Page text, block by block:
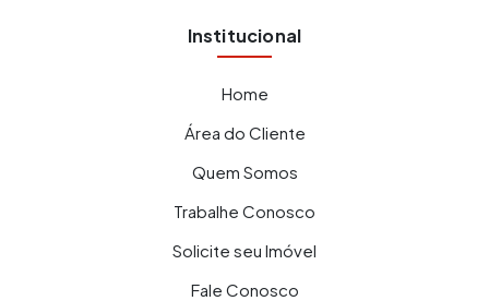
Institucional
Home
Área do Cliente
Quem Somos
Trabalhe Conosco
Solicite seu Imóvel
Fale Conosco